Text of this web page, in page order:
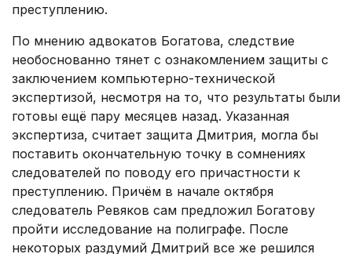
преступлению.
По мнению адвокатов Богатова, следствие
необоснованно тянет с ознакомлением защиты с
заключением компьютерно-технической
экспертизой, несмотря на то, что результаты были
готовы ещё пару месяцев назад. Указанная
экспертиза, считает защита Дмитрия, могла бы
поставить окончательную точку в сомнениях
следователей по поводу его причастности к
преступлению. Причём в начале октября
следователь Ревяков сам предложил Богатову
пройти исследование на полиграфе. После
некоторых раздумий Дмитрий все же решился